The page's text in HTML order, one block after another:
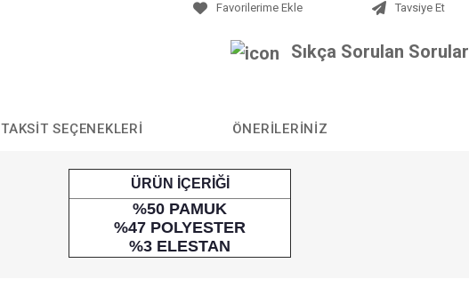
Tavsiye Et
Sıkça Sorulan Sorular
TAKSIT SEÇENEKLERI ÖNERILERINIZ
ÜRÜN İÇERİĞİ
%50 PAMUK
%47 POLYESTER
%3 ELESTAN